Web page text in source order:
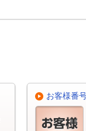
お客様番